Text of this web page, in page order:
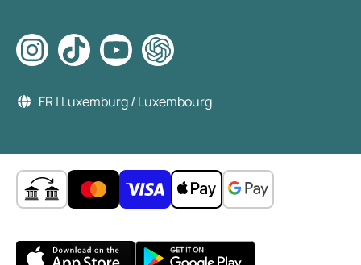
FR | Luxemburg / Luxembourg